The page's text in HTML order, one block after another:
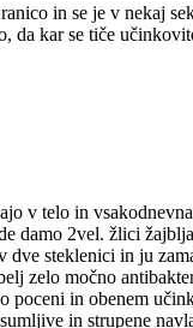
in se je v nekaj
da kar se tiče
v telo in
damo 2vel. žlici
steklenici in ju
zelo močno
in obenem
in strupene